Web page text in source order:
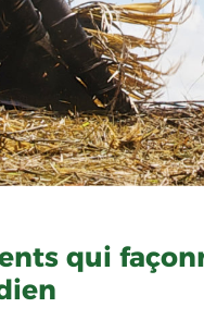
qui